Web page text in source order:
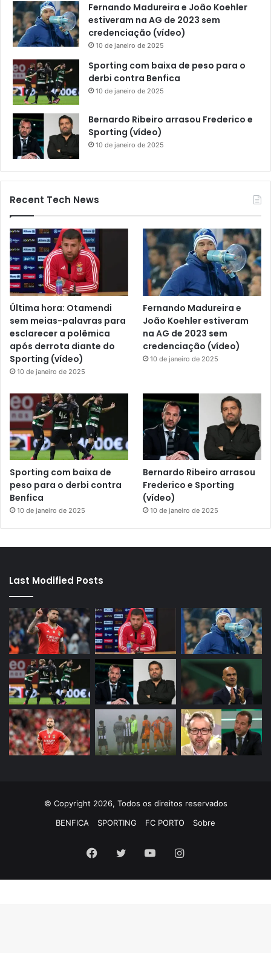
Fernando Madureira e João Koehler
estiveram na AG de 2023 sem
credenciação (vídeo)
10 de janeiro de 2025
Sporting com baixa de peso para o
derbi contra Benfica
10 de janeiro de 2025
Bernardo Ribeiro arrasou Frederico e
Sporting (vídeo)
10 de janeiro de 2025
Recent Tech News
Última hora: Otamendi
sem meias-palavras para
esclarecer a polêmica
após derrota diante do
Sporting (vídeo)
10 de janeiro de 2025
Fernando Madureira e
João Koehler estiveram
na AG de 2023 sem
credenciação (vídeo)
10 de janeiro de 2025
Sporting com baixa de
peso para o derbi contra
Benfica
10 de janeiro de 2025
Bernardo Ribeiro arrasou
Frederico e Sporting
(vídeo)
10 de janeiro de 2025
Last Modified Posts
© Copyright 2026, Todos os direitos reservados
BENFICA
SPORTING FC PORTO Sobre
Facebook
TwitterYouTubeInstagram